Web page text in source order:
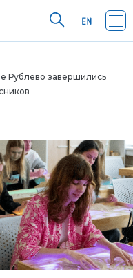
Рублево завершились